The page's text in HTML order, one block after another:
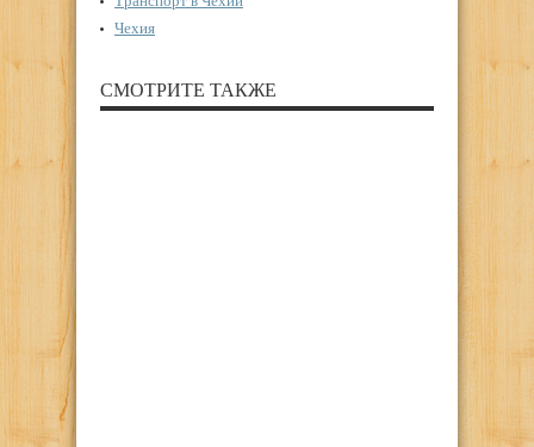
Чехия
СМОТРИТЕ ТАКЖЕ